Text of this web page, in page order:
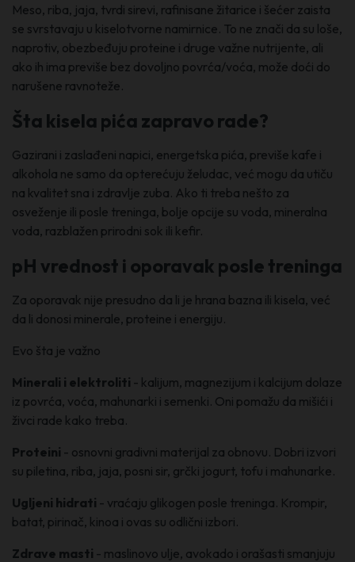
Meso, riba, jaja, tvrdi sirevi, rafinisane žitarice i šećer zaista
se svrstavaju u kiselotvorne namirnice. To ne znači da su loše,
naprotiv, obezbeđuju proteine i druge važne nutrijente, ali
ako ih ima previše bez dovoljno povrća/voća, može doći do
narušene ravnoteže.
Šta kisela pića zapravo rade?
Gazirani i zaslađeni napici, energetska pića, previše kafe i
alkohola ne samo da opterećuju želudac, već mogu da utiču
na kvalitet sna i zdravlje zuba. Ako ti treba nešto za
osveženje ili posle treninga, bolje opcije su voda, mineralna
voda, razblažen prirodni sok ili kefir.
pH vrednost i oporavak posle treninga
Za oporavak nije presudno da li je hrana bazna ili kisela, već
da li donosi minerale, proteine i energiju.
Evo šta je važno
Minerali i elektroliti - kalijum, magnezijum i kalcijum dolaze
iz povrća, voća, mahunarki i semenki. Oni pomažu da mišići i
živci rade kako treba.
Proteini - osnovni gradivni materijal za obnovu. Dobri izvori
su piletina, riba, jaja, posni sir, grčki jogurt, tofu i mahunarke.
Ugljeni hidrati - vraćaju glikogen posle treninga. Krompir,
batat, pirinač, kinoa i ovas su odlični izbori.
Zdrave masti - maslinovo ulje, avokado i orašasti smanjuju